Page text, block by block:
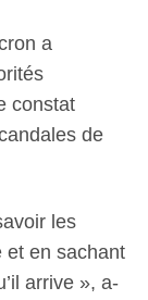
a
constat
de
les
et en sachant
arrive », a-